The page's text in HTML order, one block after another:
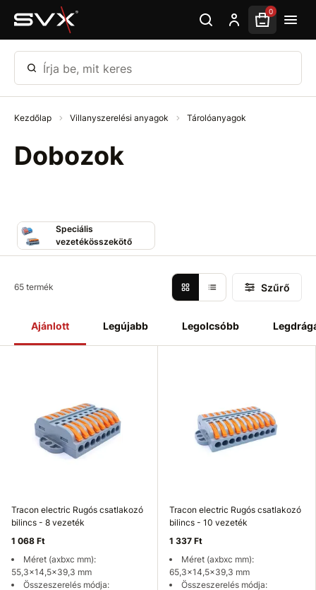
Ugrás az oldal fő részéhez 0
Írja be, mit keres
Kezdőlap Villanyszerelési anyagok Tárolóanyagok
Dobozok
Speciális
vezetékösszekötő
Ajánlott Legújabb Legolcsóbb
65 termék Szűrő
Tracon electric Rugós csatlakozó
bilincs - 8 vezeték
1 068 Ft
Méret (axbxc mm):
55,3x14,5x39,3 mm
Összeszerelés módja:
Tracon electric Rugós csatlakozó
bilincs - 10 vezeték
1 337 Ft
Méret (axbxc mm):
65,3x14,5x39,3 mm
Összeszerelés módja: